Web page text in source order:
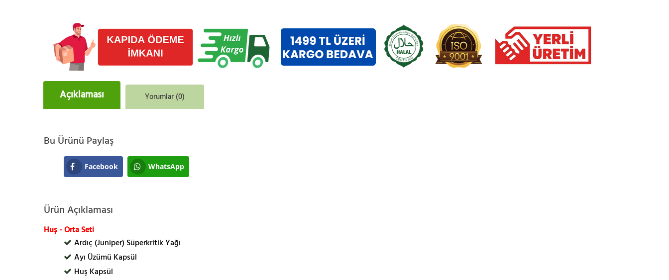
Açıklaması Yorumlar (0)
Bu Ürünü Paylaş
Facebook WhatsApp
Ürün Açıklaması
Huş - Orta Seti
Ardıç (Juniper) Süperkritik Yağı
Ayı Üzümü Kapsül
Huş Kapsül